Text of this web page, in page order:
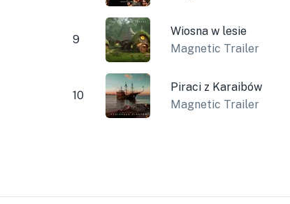
9
Wiosna w lesie
Magnetic Trailer
10
Piraci z Karaibów
Magnetic Trailer